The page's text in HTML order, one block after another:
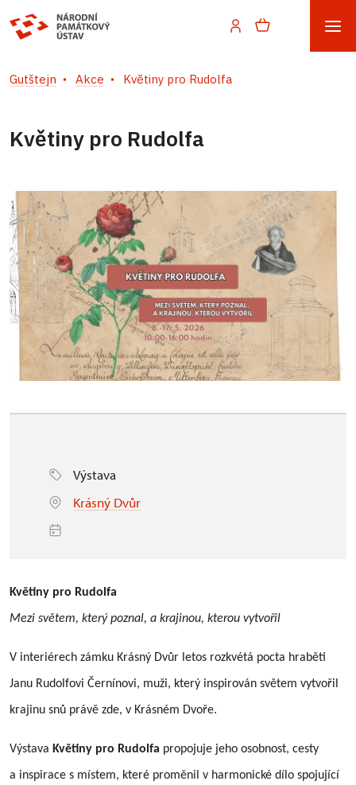
Gutštejn Akce Květiny pro Rudolfa
Květiny pro Rudolfa
Výstava
Krásný Dvůr
Květiny pro Rudolfa
Mezi světem, který poznal, a krajinou, kterou vytvořil
V interiérech zámku Krásný Dvůr letos rozkvétá pocta hraběti
Janu Rudolfovi Černínovi, muži, který inspirován světem vytvořil
krajinu snů právě zde, v Krásném Dvoře.
Výstava Květiny pro Rudolfa propojuje jeho osobnost, cesty
a inspirace s místem, které proměnil v harmonické dílo spojující